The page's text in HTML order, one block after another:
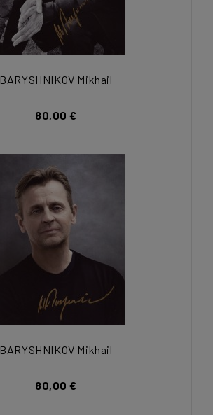
BARYSHNIKOV Mikhail
80,00 €
BARYSHNIKOV Mikhail
80,00 €